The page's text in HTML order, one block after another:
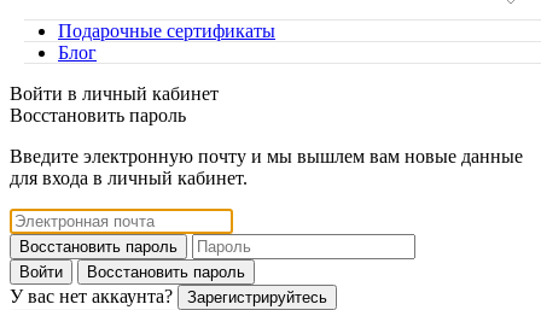
Подарочные сертификаты
Блог
Войти в личный кабинет
Восстановить пароль
Введите электронную почту и мы вышлем вам новые данные
для входа в личный кабинет.
Восстановить пароль
Войти
Восстановить пароль
У вас нет аккаунта?
Зарегистрируйтесь